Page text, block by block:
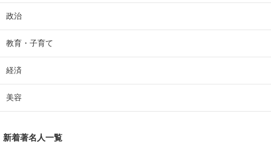
政治
教育・子育て
経済
美容
新着著名人一覧